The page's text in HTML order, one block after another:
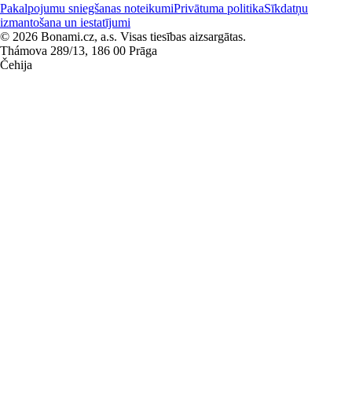
Pakalpojumu sniegšanas noteikumiPrivātuma politikaSīkdatņu
izmantošana un iestatījumi
© 2026 Bonami.cz, a.s. Visas tiesības aizsargātas.
Thámova 289/13, 186 00 Prāga
Čehija